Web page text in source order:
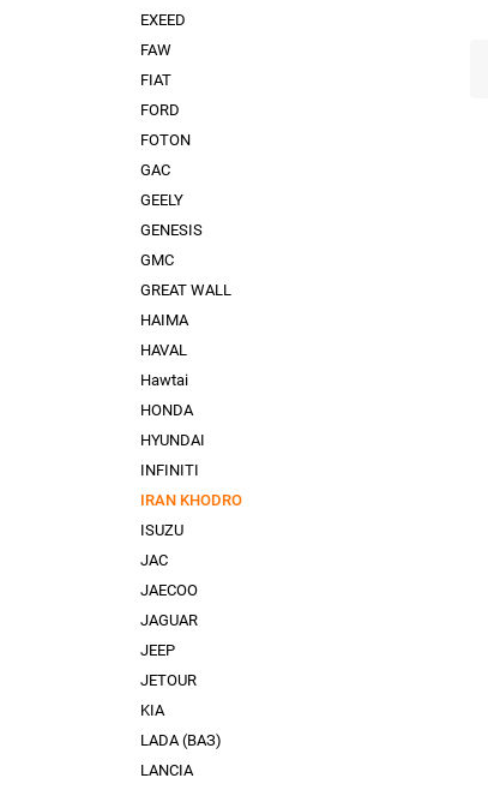
EXEED
FAW
FIAT
FORD
FOTON
GAC
GEELY
GENESIS
GMC
GREAT WALL
HAIMA
HAVAL
Hawtai
HONDA
HYUNDAI
INFINITI
IRAN KHODRO
ISUZU
JAC
JAECOO
JAGUAR
JEEP
JETOUR
KIA
LADA (ВАЗ)
LANCIA